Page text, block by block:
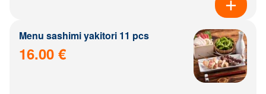
Menu sashimi yakitori 11 pcs
16.00 €